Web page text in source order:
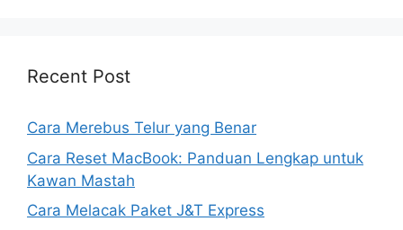
Recent Post
Cara Merebus Telur yang Benar
Cara Reset MacBook: Panduan Lengkap untuk
Kawan Mastah
Cara Melacak Paket J&T Express